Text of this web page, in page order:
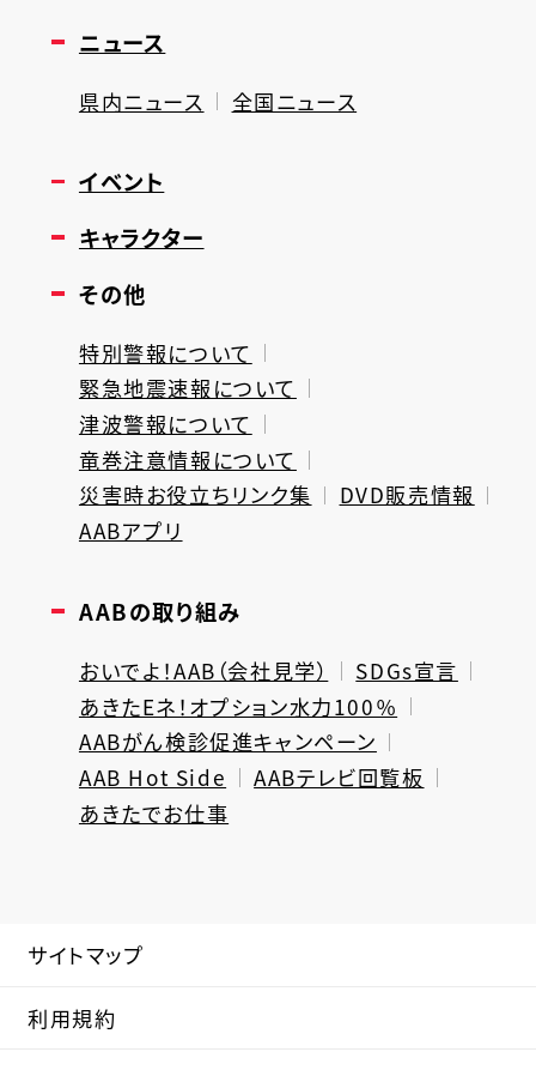
ニュース
県内ニュース 全国ニュース
イベント
キャラクター
その他
特別警報について
緊急地震速報について
津波警報について
竜巻注意情報について
災害時お役立ちリンク集
DVD販売情報
AABアプリ
AABの取り組み
おいでよ！AAB（会社見学）
SDGs宣言
あきたEネ！オプション水力100％
AABがん検診促進キャンペーン
AAB Hot Side
AABテレビ回覧板
あきたでお仕事
サイトマップ
利用規約